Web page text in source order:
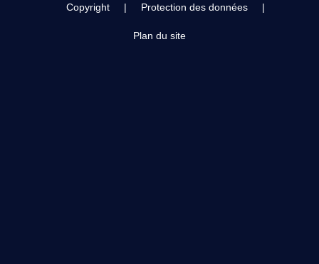
Copyright | Protection des données |
Plan du site